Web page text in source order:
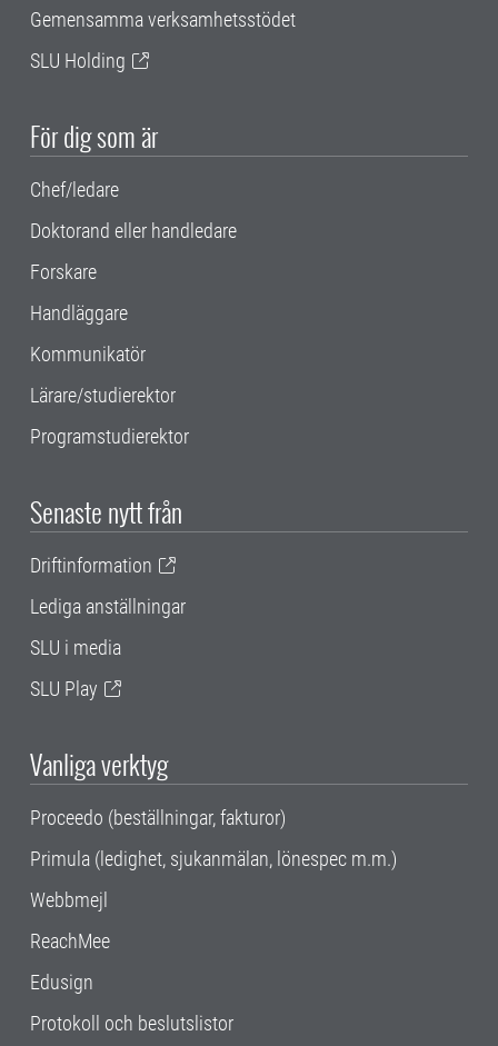
Gemensamma verksamhetsstödet
SLU Holding
För dig som är
Chef/ledare
Doktorand eller handledare
Forskare
Handläggare
Kommunikatör
Lärare/studierektor
Programstudierektor
Senaste nytt från
Driftinformation
Lediga anställningar
SLU i media
SLU Play
Vanliga verktyg
Proceedo (beställningar, fakturor)
Primula (ledighet, sjukanmälan, lönespec m.m.)
Webbmejl
ReachMee
Edusign
Protokoll och beslutslistor